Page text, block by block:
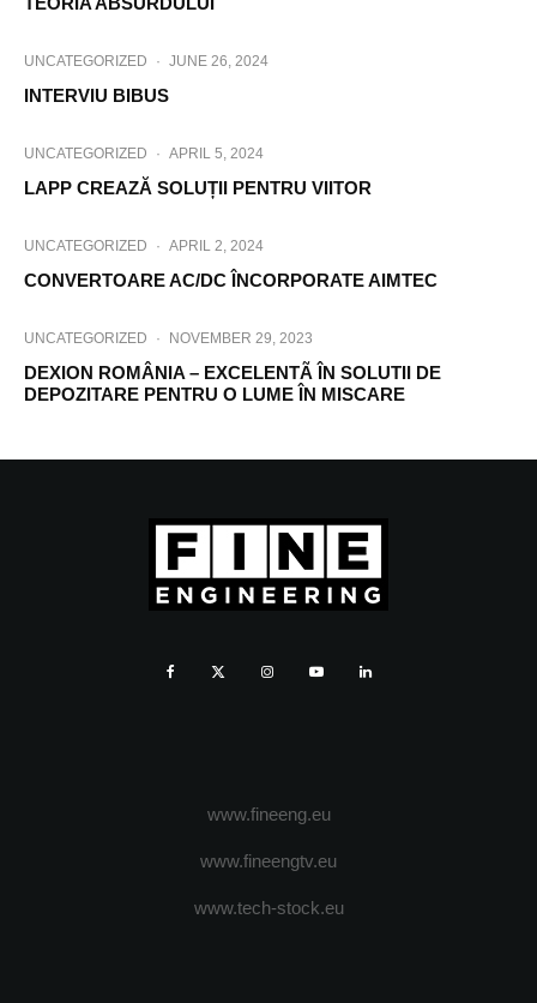
UNCATEGORIZED · JUNE 26, 2024
INTERVIU BIBUS
UNCATEGORIZED · APRIL 5, 2024
LAPP CREAZĂ SOLUȚII PENTRU VIITOR
UNCATEGORIZED · APRIL 2, 2024
CONVERTOARE AC/DC ÎNCORPORATE AIMTEC
UNCATEGORIZED · NOVEMBER 29, 2023
DEXION ROMÂNIA – EXCELENTÃ ÎN SOLUTII DE
DEPOZITARE PENTRU O LUME ÎN MISCARE
www.fineeng.eu
www.fineengtv.eu
www.tech-stock.eu